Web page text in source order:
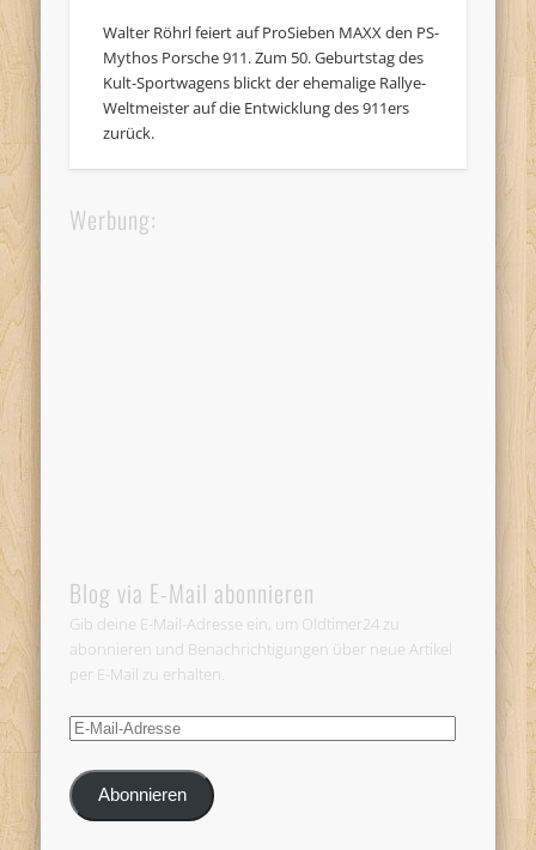
Walter Röhrl feiert auf ProSieben MAXX den PS-
Mythos Porsche 911. Zum 50. Geburtstag des
Kult-Sportwagens blickt der ehemalige Rallye-
Weltmeister auf die Entwicklung des 911ers
zurück.
Werbung:
Blog via E-Mail abonnieren
Gib deine E-Mail-Adresse ein, um Oldtimer24 zu
abonnieren und Benachrichtigungen über neue Artikel
per E-Mail zu erhalten.
E-
Adresse
Abonnieren